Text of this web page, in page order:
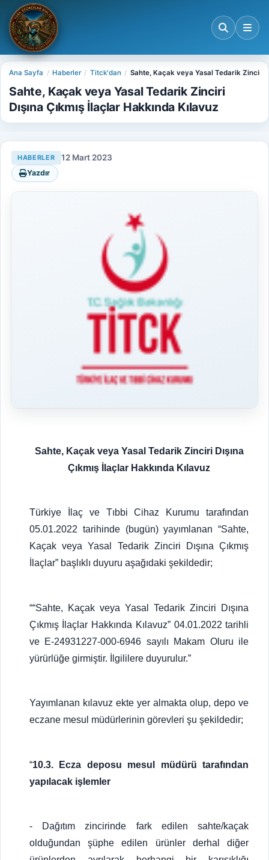
Ana Sayfa Haberler Titck'dan Sahte, Kaçak veya Yasal Tedarik Zinciri
Sahte, Kaçak veya Yasal Tedarik Zinciri
Dışına Çıkmış İlaçlar Hakkında Kılavuz
HABERLER 12 Mart 2023
Yazdır
Sahte, Kaçak veya Yasal Tedarik Zinciri Dışına
Çıkmış İlaçlar Hakkında Kılavuz
Türkiye İlaç ve Tıbbi Cihaz Kurumu tarafından
05.01.2022 tarihinde (bugün) yayımlanan “Sahte,
Kaçak veya Yasal Tedarik Zinciri Dışına Çıkmış
İlaçlar” başlıklı duyuru aşağıdaki şekildedir;
““Sahte, Kaçak veya Yasal Tedarik Zinciri Dışına
Çıkmış İlaçlar Hakkında Kılavuz” 04.01.2022 tarihli
ve E-24931227-000-6946 sayılı Makam Oluru ile
yürürlüğe girmiştir. İlgililere duyurulur.”
Yayımlanan kılavuz ekte yer almakta olup, depo ve
eczane mesul müdürlerinin görevleri şu şekildedir;
“10.3. Ecza deposu mesul müdürü tarafından
yapılacak işlemler
- Dağıtım zincirinde fark edilen sahte/kaçak
olduğundan şüphe edilen ürünler derhal diğer